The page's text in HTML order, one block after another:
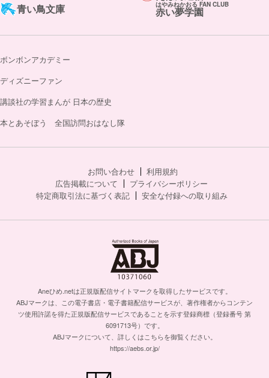
青い鳥文庫
はやみねかおる FAN CLUB
赤い夢学園
ボンボンアカデミー
ディズニーファン
講談社の学習まんが 日本の歴史
本とあそぼう 全国訪問おはなし隊
お問い合わせ
利用規約
広告掲載について
プライバシーポリシー
特定商取引法に基づく表記
安全な付録への取り組み
Aneひめ.netは正規版配信サイトマークを取得したサービスです。
ABJマークは、この電子書店・電子書籍配信サービスが、著作権者からコンテン
ツ使用許諾を得た正規版配信サービスであることを示す登録商標（登録番号 第
6091713号）です。
ABJマークについて、詳しくはこちらを御覧ください。
https://aebs.or.jp/